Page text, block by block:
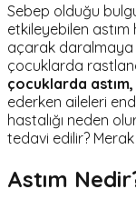
Sebep olduğu
etkileyebilen
açarak daralmaya
çocuklarda
çocuklarda astım,
ederken aileleri
hastalığı neden
tedavi edilir?
Astım